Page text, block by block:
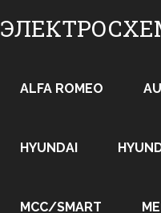
ALFA ROMEO
HYUNDAI
MCC/SMART